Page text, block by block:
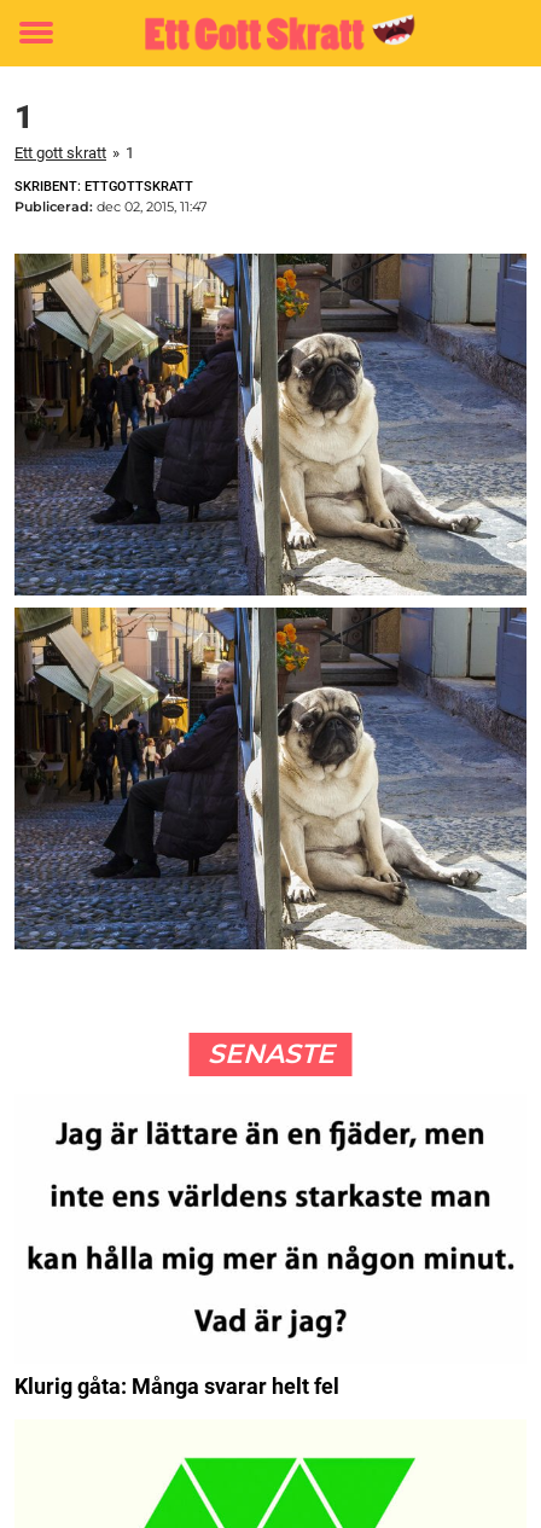
Toggle
1
Ett gott skratt » 1
SKRIBENT: ETTGOTTSKRATT
Publicerad: dec 02, 2015, 11:47
SENASTE
Klurig gåta: Många svarar helt fel